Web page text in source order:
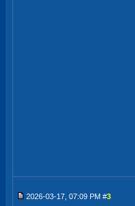
2026-03-17, 07:09 PM #3